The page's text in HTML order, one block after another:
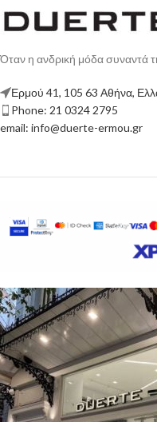
Όταν η ανδρική μόδα συναντά
Ερμού 41, 105 63 Αθήνα,
Phone: 21 0324 2795
email: info@duerte-ermou.gr